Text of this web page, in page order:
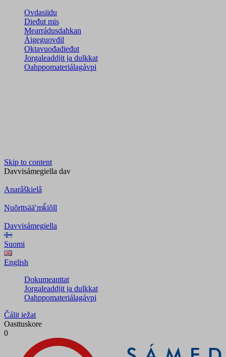
Ovdasiidu
Dieđut mis
Mearrádusdahkan
Áigeguovdil
Oktavuođadieđut
Jorgaleaddjit ja dulkkat
Oahppomateriálagávpi
Skip to content
Davvisámegiella dav
Anarâškielâ
Nuõrttsääʹmǩiõll
Davvisámegiella
Suomi
English
Dokumeanttat
Jorgaleaddjit ja dulkkat
Oahppomateriálagávpi
Čálit iežat
Oasttuskore
0